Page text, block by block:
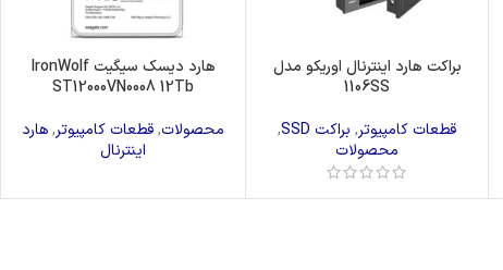
براکت هارد اینترنال اوریکو مدل
1106SS
قطعات کامپیوتر, براکت SSD
,
محصولات
هارد دیسک سیگیت IronWolf
ST12000VN0008 12Tb
محصولات,قطعات کامپیوتر,هارد
اینترنال